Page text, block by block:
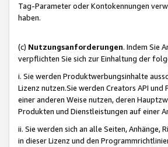
Tag-Parameter oder Kontokennungen
haben.
(c) Nutzungsanforderungen. Indem Sie
verpflichten Sie sich zur Einhaltung der
i. Sie werden Produktwerbungsinhalte
Lizenz nutzen.Sie werden Creators API
einer anderen Weise nutzen, deren
Produkten und Dienstleistungen auf einer
ii. Sie werden sich an alle Seiten,
in dieser Lizenz und den